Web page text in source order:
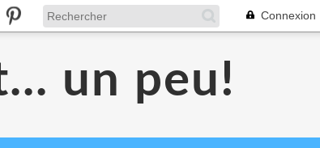
Connexion
un peu!